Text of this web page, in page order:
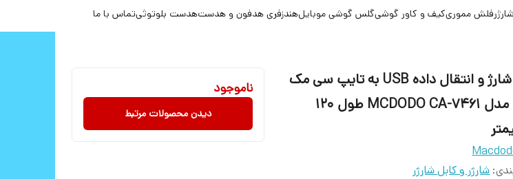
فلش مموریکیف و کاور گوشیگلس گوشی موبایلهندزفری هدفون و هدستهدست بلوتوثیتماس با ما
کابل شارژ و انتقال داده USB به تایپ سی مک
دودو مدل MCDODO CA-7461 طول 120
:شارژر و کابل شارژر
ناموجود
دیدن محصولات مرتبط